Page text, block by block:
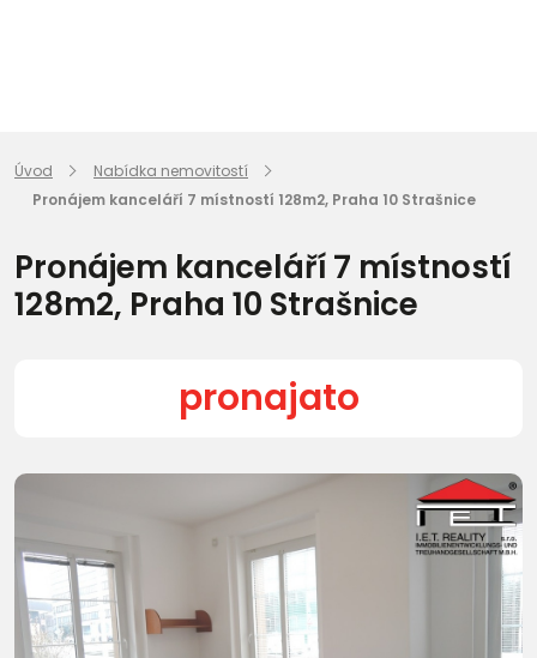
Úvod
Nabídka nemovitostí
Pronájem kanceláří 7 místností 128m2, Praha 10 Strašnice
Pronájem kanceláří 7 místností
128m2, Praha 10 Strašnice
pronajato